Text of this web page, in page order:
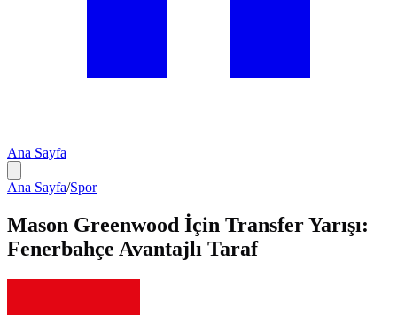
Ana Sayfa
Ana Sayfa/Spor
Mason Greenwood İçin Transfer Yarışı:
Fenerbahçe Avantajlı Taraf